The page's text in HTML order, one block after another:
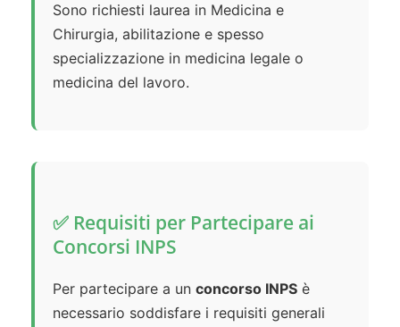
Sono richiesti laurea in Medicina e
Chirurgia, abilitazione e spesso
specializzazione in medicina legale o
medicina del lavoro.
✅ Requisiti per Partecipare ai
Concorsi INPS
Per partecipare a un concorso INPS è
necessario soddisfare i requisiti generali